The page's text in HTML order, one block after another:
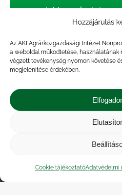
Hozzájárulás
Az AKI Agrárközgazdasági Intézet
a weboldal működtetése,
végzett tevékenység nyomon követése
megjelenítése érdekében.
Cookie tájékoztatóAdatvédelmi
körte marhahús nagybani piac
nemzetközi
paradicsom piac piaci
pulyka pulykahús sertés sertéshús
szarvasmarha termelés
zöldség
átlagárértékesítési
Közérdekű adatok
|